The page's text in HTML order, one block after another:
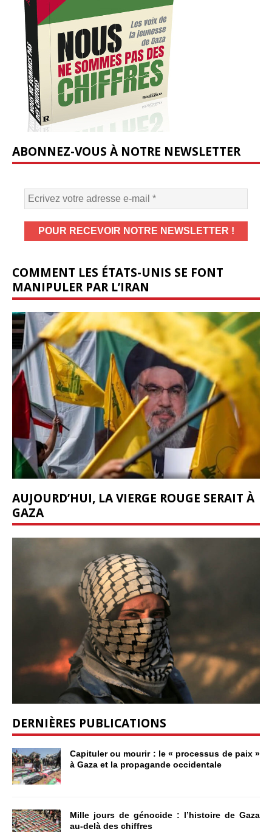
ABONNEZ-VOUS À NOTRE NEWSLETTER
COMMENT LES ÉTATS-UNIS SE FONT
MANIPULER PAR L’IRAN
AUJOURD’HUI, LA VIERGE ROUGE SERAIT À
GAZA
DERNIÈRES PUBLICATIONS
Capituler ou mourir : le « processus de paix »
à Gaza et la propagande occidentale
Mille jours de génocide : l’histoire de Gaza
au-delà des chiffres